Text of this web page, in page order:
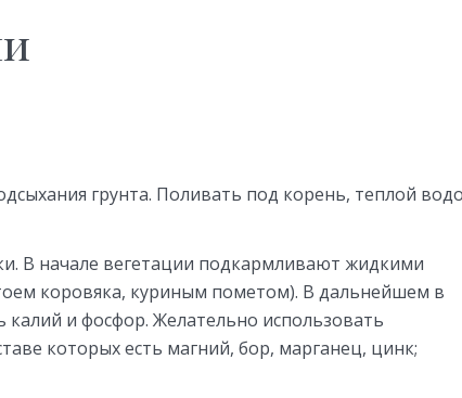
грунта. Поливать под корень, теплой
В начале вегетации подкармливают жидкими
коровяка, куриным пометом). В дальнейшем в
и фосфор. Желательно использовать
которых есть магний, бор, марганец, цинк;